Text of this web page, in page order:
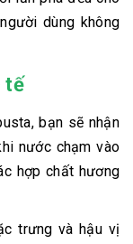
dùng không
tế
bạn sẽ nhận
nước chạm vào
hợp chất hương
trưng và hậu vị